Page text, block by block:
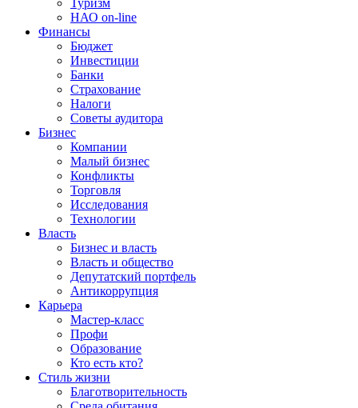
Туризм
НАО on-line
Финансы
Бюджет
Инвестиции
Банки
Страхование
Налоги
Советы аудитора
Бизнес
Компании
Малый бизнес
Конфликты
Торговля
Исследования
Технологии
Власть
Бизнес и власть
Власть и общество
Депутатский портфель
Антикоррупция
Карьера
Мастер-класс
Профи
Образование
Кто есть кто?
Стиль жизни
Благотворительность